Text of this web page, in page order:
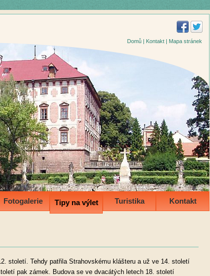
Domů | Kontakt | Mapa stránek
Fotogalerie Tipy na výlet Turistika Kontakt
století. Tehdy patřila Strahovskému klášteru a už ve 14. století
pak zámek. Budova se ve dvacátých letech 18. století